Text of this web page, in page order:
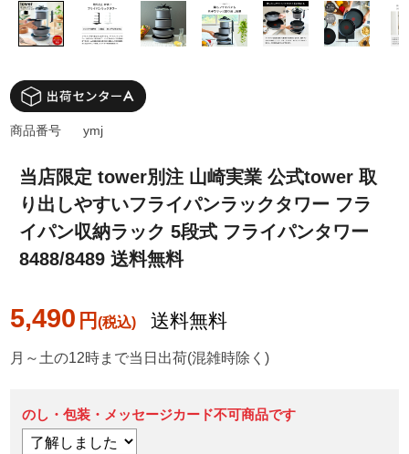
当店限定 tower別注 山崎実業 公式tower 取
り出しやすいフライパンラックタワー フラ
イパン収納ラック 5段式 フライパンタワー
8488/8489 送料無料
5,490 円 送料無料
商品番号 ymj
月～土の12時まで当日出荷(混雑時除く)
のし・包装・メッセージカード不可商品です